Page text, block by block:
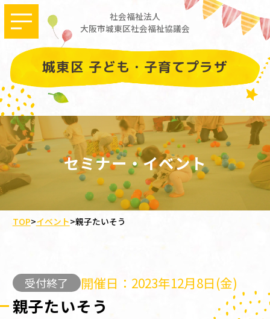
社会福祉法人
大阪市城東区社会福祉協議会
城東区 子ども・子育てプラザ
セミナー・イベント
TOP>イベント>親子たいそう
受付終了 開催日：2023年12月8日(金)
親子たいそう